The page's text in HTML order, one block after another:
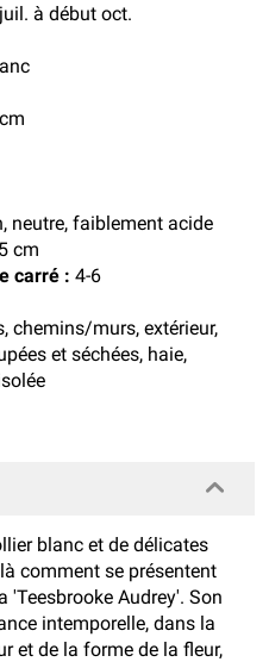
à début oct.
neutre, faiblement acide
cm
carré : 4-6
chemins/murs, extérieur,
et séchées, haie,
blanc et de délicates
comment se présentent
'Teesbrooke Audrey'. Son
intemporelle, dans la
et de la forme de la fleur,